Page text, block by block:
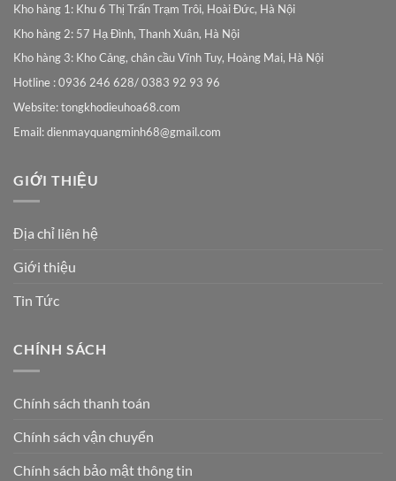
Kho hàng 1: Khu 6 Thị Trấn Trạm Trôi, Hoài Đức, Hà Nội
Kho hàng 2: 57 Hạ Đình, Thanh Xuân, Hà Nội
Kho hàng 3: Kho Cảng, chân cầu Vĩnh Tuy, Hoàng Mai, Hà Nội
Hotline : 0936 246 628/ 0383 92 93 96
Website: tongkhodieuhoa68.com
Email:dienmayquangminh68@gmail.com
GIỚI THIỆU
Địa chỉ liên hệ
Giới thiệu
Tin Tức
CHÍNH SÁCH
Chính sách thanh toán
Chính sách vận chuyển
Chính sách bảo mật thông tin